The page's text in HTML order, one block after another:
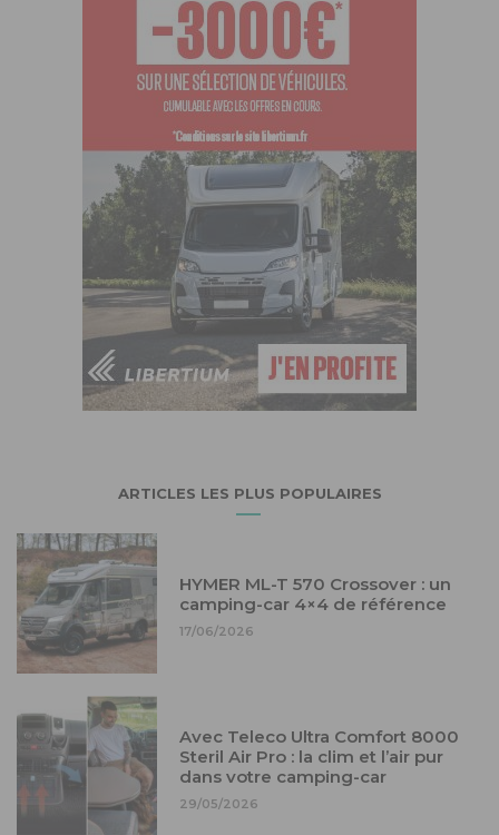
ARTICLES LES PLUS POPULAIRES
HYMER ML-T 570 Crossover : un
camping-car 4×4 de référence
17/06/2026
Avec Teleco Ultra Comfort 8000
Steril Air Pro : la clim et l’air pur
dans votre camping-car
29/05/2026